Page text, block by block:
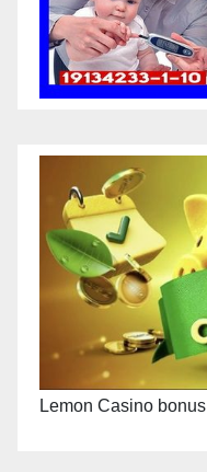
Lemon Casino bonus